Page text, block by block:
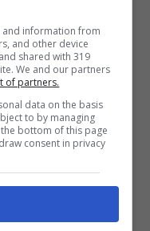
messo sul
alla Honda,
Cecchinello
Zarco guiderà
che non
information from
and other device
shared with 319
We and our partners
of partners.
data on the basis
to by managing
bottom of this page
consent in privacy